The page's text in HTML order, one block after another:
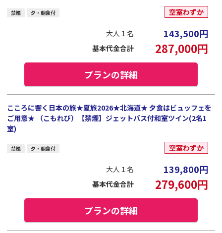
禁煙 夕・朝食付 空室わずか
大人１名 143,500円
基本代金合計 287,000円
プランの詳細
こころに響く日本の旅★夏旅2026★北海道★ 夕食はビュッフェを
ご用意★ （こもれび）【禁煙】ジェットバス付和室ツイン(2名1
室)
禁煙 夕・朝食付 空室わずか
大人１名 139,800円
基本代金合計 279,600円
プランの詳細